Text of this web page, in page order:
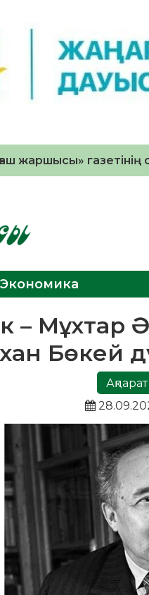
жаршысы» газетінің
Экономика
– Мұхтар
Бөкей
Ақпарат